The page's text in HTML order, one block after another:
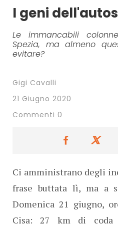
I geni
Le immancabili
Spezia, ma almeno
evitare?
Gigi Cavalli
21 Giugno 2020
Commenti 0
Ci amministrano degli
frase buttata lì, ma a
Domenica 21 giugno,
Cisa: 27 km di coda